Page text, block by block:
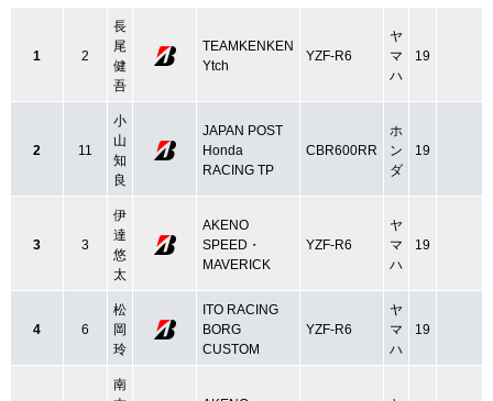
1 2
長
尾
健
吾
TEAMKENKEN
Ytch
YZF-R6
ヤ
マ
ハ
19
2 11
小
山
知
良
JAPAN POST
Honda
RACING TP
CBR600RR
ホ
ン
ダ
19
3 3
伊
達
悠
太
AKENO
SPEED・
MAVERICK
YZF-R6
ヤ
マ
ハ
19
4 6
松
岡
玲
ITO RACING
BORG
CUSTOM
YZF-R6
ヤ
マ
ハ
19
南